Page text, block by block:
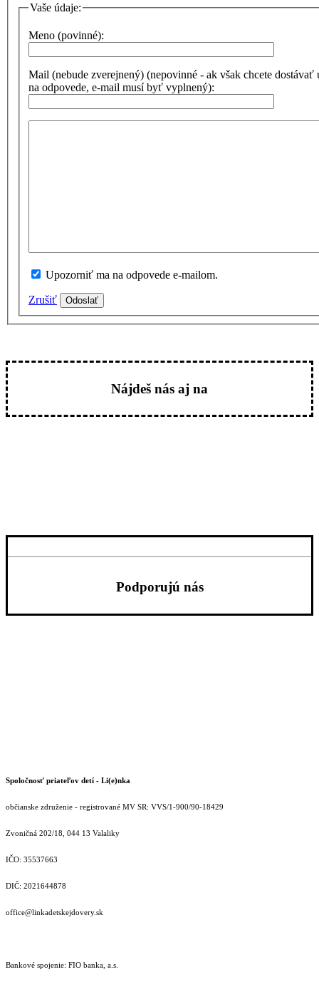
Vaše údaje:
Meno (povinné):
Mail (nebude zverejnený) (nepovinné - ak však chcete dostávať
na odpovede, e-mail musí byť vyplnený):
Upozorniť ma na odpovede e-mailom.
Zrušiť Odoslať
Nájdeš nás aj na
Podporujú nás
Spoločnosť priateľov detí - Li(e)nka
občianske združenie - registrované MV SR: VVS/1-900/90-18429
Zvoničná 202/18, 044 13 Valaliky
IČO: 35537663
DIČ: 2021644878
office@linkadetskejdovery.sk
Bankové spojenie: FIO banka, a.s.